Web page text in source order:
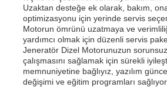
Uzaktan desteğe ek olarak, bakım,
optimizasyonu için yerinde servis
Motorun ömrünü uzatmaya ve
yardımcı olmak için düzenli servis
Jeneratör Dizel Motorunuzun
çalışmasını sağlamak için sürekli
memnuniyetine bağlıyız, yazılım
değişimi ve eğitim programları